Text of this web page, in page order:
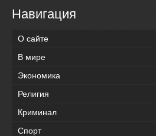
Навигация
О сайте
В мире
Экономика
Религия
Криминал
Спорт